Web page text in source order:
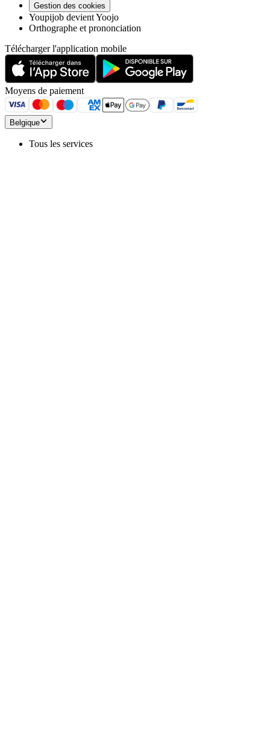
Gestion des cookies
Youpijob devient Yoojo
Orthographe et prononciation
Télécharger l'application mobile
Moyens de paiement
Belgique
Tous les services